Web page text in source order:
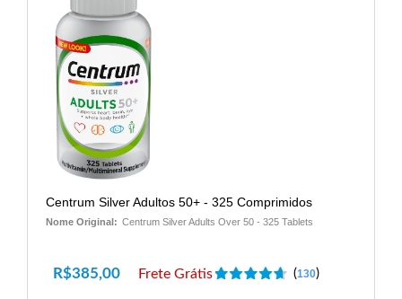
Centrum Silver Adultos 50+ - 325 Comprimidos
Nome Original: Centrum Silver Adults Over 50 - 325 Tablets
R$385,00 Frete Grátis (130)